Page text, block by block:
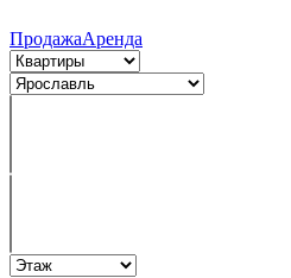
ПродажаАренда